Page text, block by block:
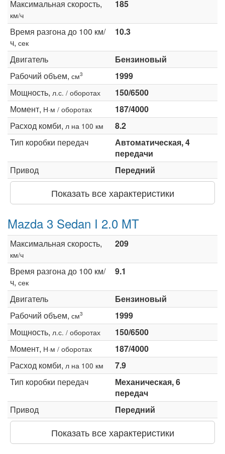
Максимальная скорость,
км/ч
185
Время разгона до 100 км/
ч, сек
10.3
Двигатель
Бензиновый
Рабочий объем, см3
1999
Мощность, л.с. / оборотах
150/6500
Момент, Н·м / оборотах
187/4000
Расход комби, л на 100 км
8.2
Тип коробки передач
Автоматическая, 4
передачи
Привод
Передний
Показать все характеристики
Mazda 3 Sedan I 2.0 MT
Максимальная скорость,
км/ч
209
Время разгона до 100 км/
ч, сек
9.1
Двигатель
Бензиновый
Рабочий объем, см3
1999
Мощность, л.с. / оборотах
150/6500
Момент, Н·м / оборотах
187/4000
Расход комби, л на 100 км
7.9
Тип коробки передач
Механическая, 6
передач
Привод
Передний
Показать все характеристики